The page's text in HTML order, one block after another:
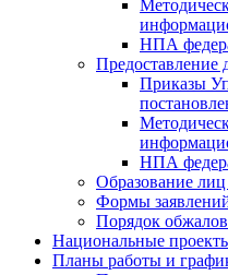
НПА
Предоставление
Приказы
НПА
Образование
Формы
Порядок
Национальные
Планы работы и